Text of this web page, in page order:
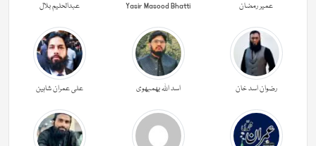
عمیر رمضان Yasir Masood Bhatti عبدالحليم بلال
رضوان اسد خان اسد اللہ بھمبھوی علی عمران شاہین